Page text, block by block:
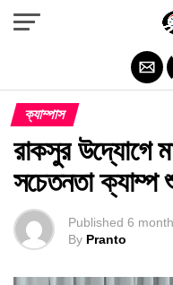
ক্যাম্পাস
রাকসুর উদ্যোগে
সচেতনতা ক্যাম্প
Published 6
By Pranto
Exit